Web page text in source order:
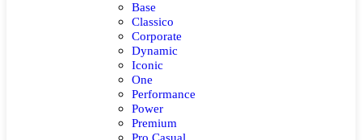
Base
Classico
Corporate
Dynamic
Iconic
One
Performance
Power
Premium